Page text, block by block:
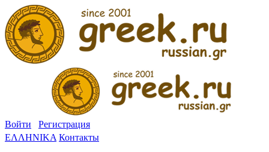
Войти
Регистрация
ΕΛΛΗΝΙΚΑ Контакты